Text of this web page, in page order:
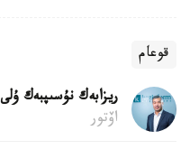
قوعام
ريزابەك نۇسىپبەك ۇلى
اۆتور